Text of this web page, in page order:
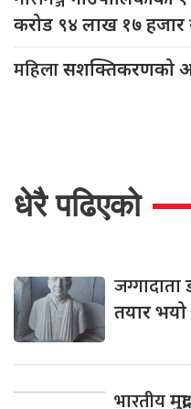
करोड ९४ लाख १७ हजार
महिलासशक्तिकरणको
धेरै पढिएको
जग्गादाता
तयार भयो
भारतीय